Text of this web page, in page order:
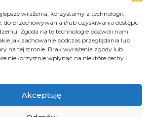
wrażenia, korzystamy z technologii,
do przechowywania i/lub uzyskiwania dostępu
Zgoda na te technologie pozwoli nam
jak zachowanie podczas przeglądania lub
na tej stronie. Brak wyrażenia zgody lub
niekorzystnie wpłynąć na niektóre cechy i
Akceptuję
klientom w doborze kaw
zamówienia online, mailowe
fotografia artystyczna Andrus Markus